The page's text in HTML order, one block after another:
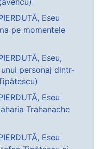
Eseu
pe momentele
Eseu,
personaj dintr-
Eseu
Trahanache
Eseu